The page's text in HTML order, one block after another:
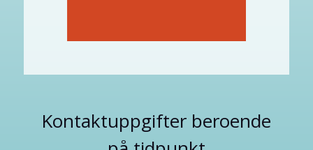
Kontaktuppgifter beroende